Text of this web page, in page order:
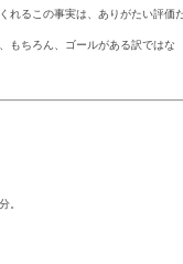
れるこの事実は、ありがたい評価
もちろん、ゴールがある訳ではな
。